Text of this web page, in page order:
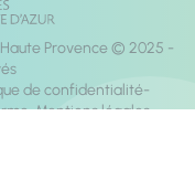
Provence © 2025 -
de confidentialité
Mentions légales